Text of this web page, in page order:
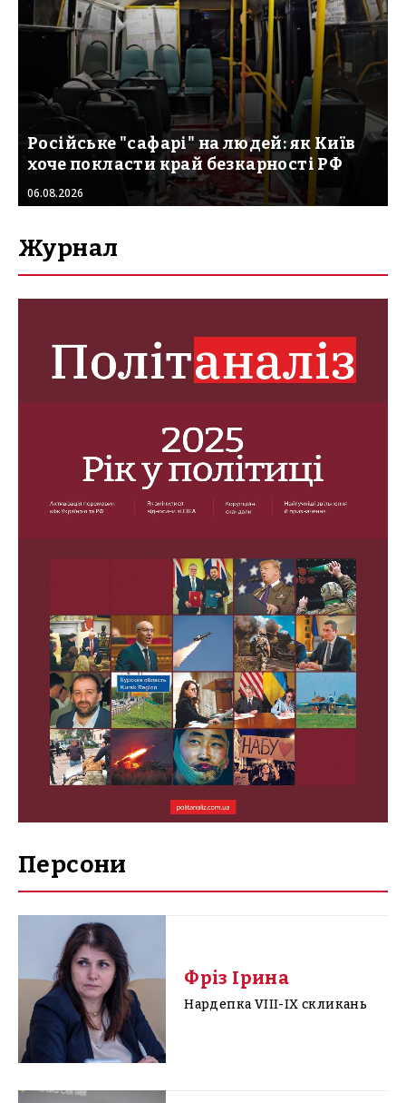
Російське "сафарі" на людей: як Київ
хоче покласти край безкарності РФ
06.08.2026
Журнал
Персони
Фріз Ірина
Нардепка VIII-IX скликань